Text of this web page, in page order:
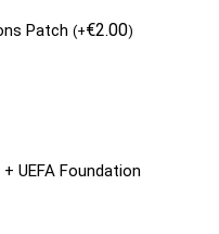
Patch(+€2.00)
UEFA Foundation